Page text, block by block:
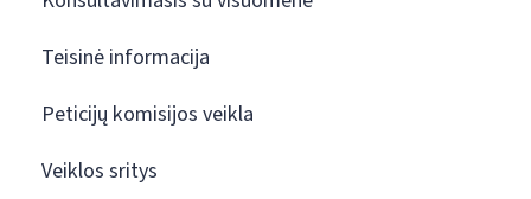
Teisinė informacija
Peticijų komisijos veikla
Veiklos sritys